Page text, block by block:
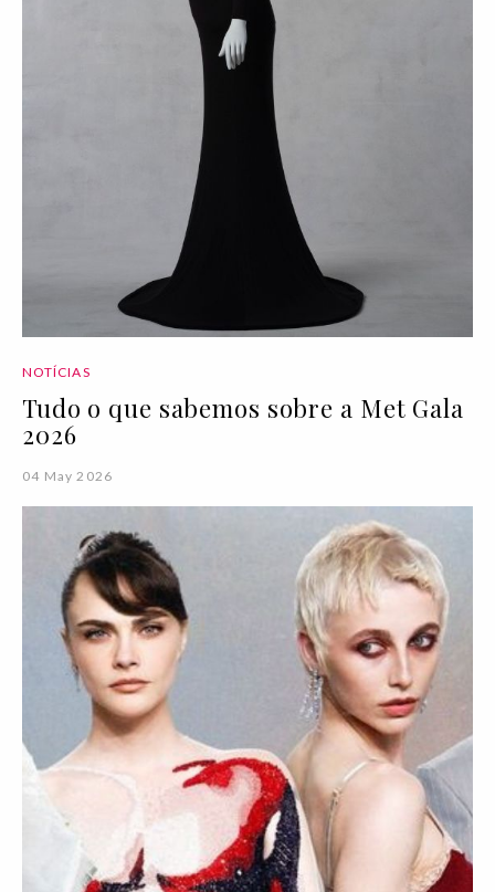
NOTÍCIAS
Tudo o que sabemos sobre a Met Gala
2026
04 May 2026